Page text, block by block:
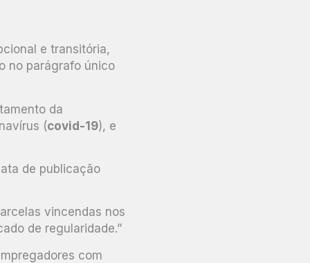
e transitória,
no parágrafo único
da
(covid-19), e
de publicação
vincendas nos
de regularidade.”
com